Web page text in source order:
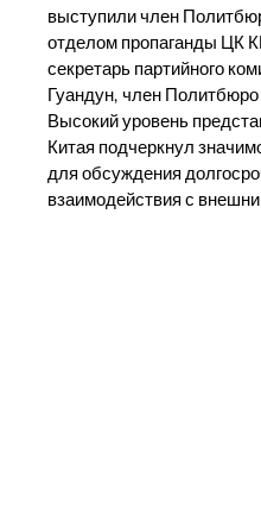
выступили член
отделом пропаганды ЦК
секретарь партийного
Гуандун, член
Высокий уровень
Китая подчеркнул
для обсуждения
взаимодействия с